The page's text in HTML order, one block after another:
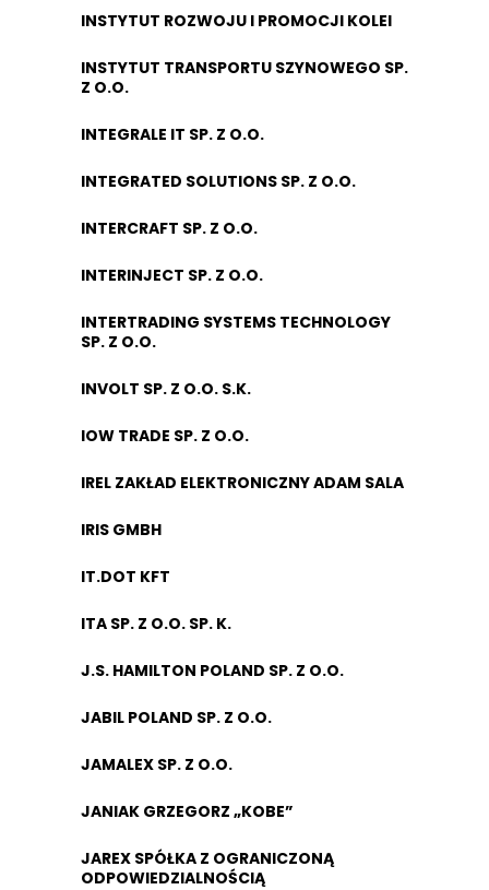
INSTYTUT ROZWOJU I PROMOCJI KOLEI
INSTYTUT TRANSPORTU SZYNOWEGO SP.
Z O.O.
INTEGRALE IT SP. Z O.O.
INTEGRATED SOLUTIONS SP. Z O.O.
INTERCRAFT SP. Z O.O.
INTERINJECT SP. Z O.O.
INTERTRADING SYSTEMS TECHNOLOGY
SP. Z O.O.
INVOLT SP. Z O.O. S.K.
IOW TRADE SP. Z O.O.
IREL ZAKŁAD ELEKTRONICZNY ADAM SALA
IRIS GMBH
IT.DOT KFT
ITA SP. Z O.O. SP. K.
J.S. HAMILTON POLAND SP. Z O.O.
JABIL POLAND SP. Z O.O.
JAMALEX SP. Z O.O.
JANIAK GRZEGORZ „KOBE”
JAREX SPÓŁKA Z OGRANICZONĄ
ODPOWIEDZIALNOŚCIĄ